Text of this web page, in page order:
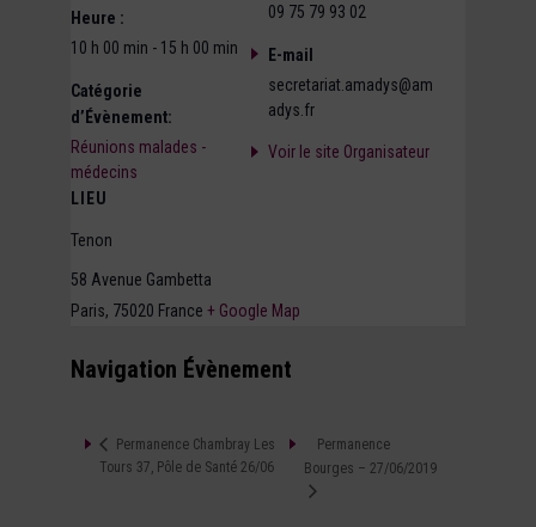
Heure :
10 h 00 min - 15 h 00 min
Catégorie
d’Évènement:
Réunions malades -
médecins
LIEU
Tenon
58 Avenue Gambetta
Paris, 75020 France + Google Map
09 75 79 93 02
E-mail
secretariat.amadys@am
adys.fr
Voir le site Organisateur
Navigation Évènement
Permanence Chambray Les
Tours 37, Pôle de Santé 26/06
Permanence
Bourges – 27/06/2019